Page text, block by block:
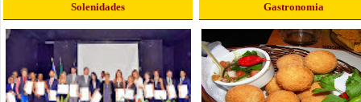
Solenidades Gastronomia